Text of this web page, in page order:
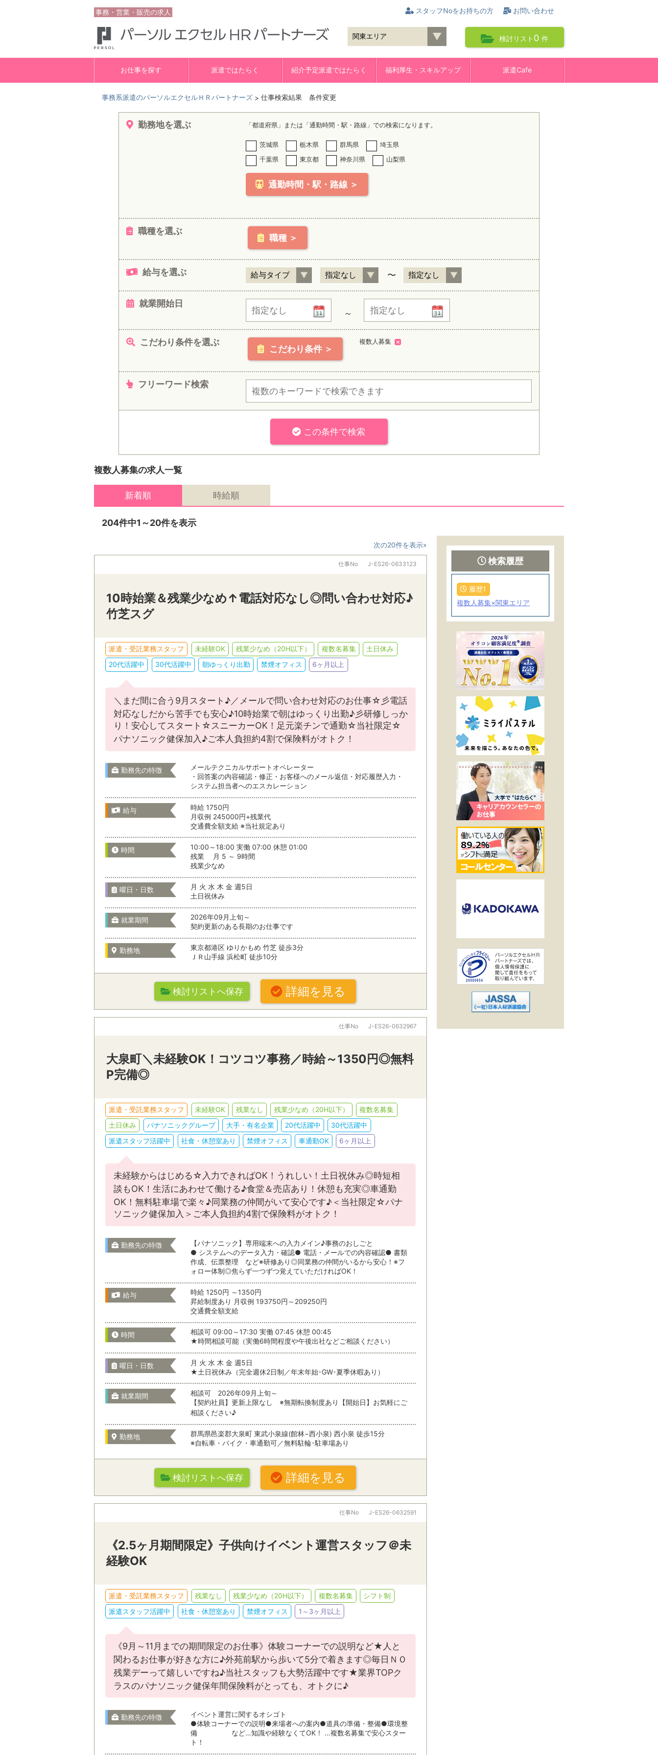
事務・営業・販売の求人 スタッフNoをお持ちの方 お問い合わせ
検討リスト 0件
お仕事を探す 派遣ではたらく 紹介予定派遣ではたらく 福利厚生・スキルアップ 派遣Cafe
事務系派遣のパーソルエクセルＨＲパートナーズ > 仕事検索結果 条件変更
勤務地を選ぶ 「都道府県」または「通勤時間・駅・路線」での検索になります。
茨城県 栃木県 群馬県
埼玉県
千葉県
東京都 神奈川県 山梨県
通勤時間・駅・路線 ＞
職種を選ぶ
職種 ＞
給与を選ぶ 〜
就業開始日
～
こだわり条件を選ぶ
こだわり条件 ＞
複数人募集
フリーワード検索
この条件で検索
通勤時間・駅・路線から探す
通勤時間から検索
駅名から検索
駅名から検索/都道府県
茨城県
栃木県
東京都
神奈川県
山梨県
駅名から検索/駅名
JR
条件を追加する
職種を選ぶ
テレマーケティング
販売・接客
IT・クリエイティブ
オフィスワークすべて
一般事務・その他オフィスワーク パソコン操作・データ入力
人事・総務
貿易事務・海外営業事務
金融・証券・保険事務
選択をすべてクリアする
こだわりの条件を選ぶ
お仕事の特徴
扶養内で働く
勤務先の特徴
パナソニックグループ
30代活躍中
社食・休憩室あり 禁煙オフィス
スキルを活かす 語学力を活かす
POWERPOINT
就業期間
1～3ヵ月
選択をすべてクリアする
複数人募集の求人一覧
新着順 時給順
204件中1～20件を表示
次の20件を表示»
仕事No J-ES26-0633123
10時始業＆残業少なめ↑電話対応なし◎問い合わせ対応♪
竹芝スグ
派遣・受託業務スタッフ 未経験OK 残業少なめ（20H以下） 複数名募集
土日休み
20代活躍中
30代活躍中 朝ゆっくり出勤 禁煙オフィス 6ヶ月以上
＼まだ間に合う9月スタート♪／メールで問い合わせ対応のお仕事☆彡電話
対応なしだから苦手でも安心♪10時始業で朝はゆっくり出勤♪彡研修しっか
り！安心してスタート☆スニーカーOK！足元楽チンで通勤☆当社限定☆
パナソニック健保加入♪ご本人負担約4割で保険料がオトク！
勤務先の特徴
メールテクニカルサポートオペレーター
・回答案の内容確認・修正・お客様へのメール返信・対応履歴入力・
システム担当者へのエスカレーション
給与
時給 1750円
月収例 245000円+残業代
交通費全額支給 ※当社規定あり
時間
10:00～18:00 実働 07:00 休憩 01:00
残業 月 5 ～ 9時間
残業少なめ
曜日・日数
月 火 水 木 金 週5日
土日祝休み
就業期間
2026年09月上旬～
契約更新のある長期のお仕事です
勤務地
東京都港区 ゆりかもめ 竹芝 徒歩3分
ＪＲ山手線 浜松町 徒歩10分
検討リストへ保存 詳細を見る
仕事No J-ES26-0632967
大泉町＼未経験OK！コツコツ事務／時給～1350円◎無料
P完備◎
派遣・受託業務スタッフ 未経験OK 残業なし 残業少なめ（20H以下）
複数名募集
土日休み
パナソニックグループ 大手・有名企業 20代活躍中
30代活躍中
派遣スタッフ活躍中
社食・休憩室あり 禁煙オフィス 車通勤OK 6ヶ月以上
未経験からはじめる☆入力できればOK！うれしい！土日祝休み◎時短相
談もOK！生活にあわせて働ける♪食堂＆売店あり！休憩も充実◎車通勤
OK！無料駐車場で楽々♪同業務の仲間がいて安心です♪＜当社限定☆パナ
ソニック健保加入＞ご本人負担約4割で保険料がオトク！
勤務先の特徴
【パナソニック】専用端末への入力メイン♪事務のおしごと
● システムへのデータ入力・確認● 電話・メールでの内容確認● 書類
作成、伝票整理 など※研修あり◎同業務の仲間がいるから安心！※フ
ォロー体制◎焦らず一つずつ覚えていただければOK！
給与
時給 1250円 ～1350円
昇給制度あり 月収例 193750円～209250円
交通費全額支給
時間
相談可 09:00～17:30 実働 07:45 休憩 00:45
★時間相談可能（実働6時間程度や午後出社などご相談ください）
曜日・日数
月 火 水 木 金 週5日
★土日祝休み（完全週休2日制／年末年始･GW･夏季休暇あり）
就業期間
相談可 2026年09月上旬～
【契約社員】更新上限なし ※無期転換制度あり【開始日】お気軽にご
相談ください♪
勤務地
群馬県邑楽郡大泉町 東武小泉線(館林−西小泉) 西小泉 徒歩15分
※自転車・バイク・車通勤可／無料駐輪･駐車場あり
検討リストへ保存 詳細を見る
仕事No J-ES26-0632591
《2.5ヶ月期間限定》子供向けイベント運営スタッフ＠未
経験OK
派遣・受託業務スタッフ 残業なし 残業少なめ（20H以下） 複数名募集
シフト制
派遣スタッフ活躍中
社食・休憩室あり 禁煙オフィス 1～3ヶ月以上
《9月～11月までの期間限定のお仕事》体験コーナーでの説明など★人と
関わるお仕事が好きな方に♪外苑前駅から歩いて5分で着きます◎毎日ＮＯ
残業デーって嬉しいですね♪当社スタッフも大勢活躍中です★業界TOPク
ラスのパナソニック健保年間保険料がとっても、オトクに♪
勤務先の特徴
イベント運営に関するオシゴト
●体験コーナーでの説明●来場者への案内●道具の準備・整備●環境整
備 など…知識や経験なくてOK！ …複数名募集で安心スター
ト！
検索履歴
履歴1
複数人募集×関東エリア